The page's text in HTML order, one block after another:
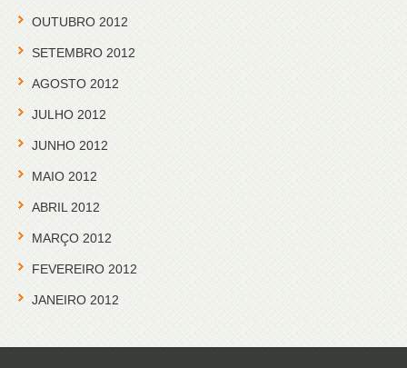
OUTUBRO 2012
SETEMBRO 2012
AGOSTO 2012
JULHO 2012
JUNHO 2012
MAIO 2012
ABRIL 2012
MARÇO 2012
FEVEREIRO 2012
JANEIRO 2012